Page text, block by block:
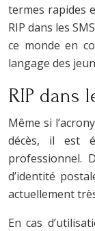
termes rapides
RIP dans les
ce monde en
langage des
RIP dans
Même si
décès, il est
professionnel.
d’identité
actuellement
En cas